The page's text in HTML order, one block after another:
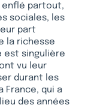
enflé partout,
sociales, les
part
la richesse
est singulière
ont vu leur
durant les
France, qui a
des années